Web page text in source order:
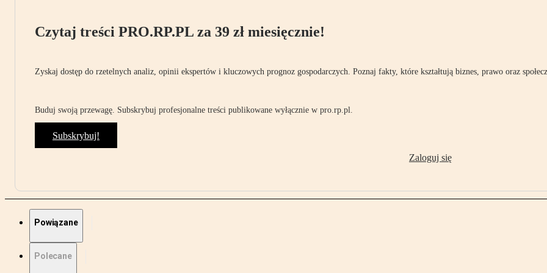
Czytaj treści PRO.RP.PL za 39 zł miesięcznie!
Zyskaj dostęp do rzetelnych analiz, opinii ekspertów i kluczowych prognoz gospodarczych. Poznaj fakty, które kształtują biznes, prawo oraz
Buduj swoją przewagę. Subskrybuj profesjonalne treści publikowane wyłącznie w pro.rp.pl.
Subskrybuj!
Zaloguj się
Powiązane
Polecane